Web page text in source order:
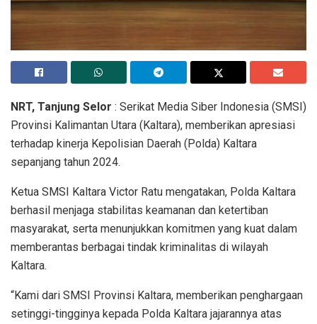
NRT, Tanjung Selor : Serikat Media Siber Indonesia (SMSI)
Provinsi Kalimantan Utara (Kaltara), memberikan apresiasi
terhadap kinerja Kepolisian Daerah (Polda) Kaltara
sepanjang tahun 2024.
Ketua SMSI Kaltara Victor Ratu mengatakan, Polda Kaltara
berhasil menjaga stabilitas keamanan dan ketertiban
masyarakat, serta menunjukkan komitmen yang kuat dalam
memberantas berbagai tindak kriminalitas di wilayah
Kaltara.
“Kami dari SMSI Provinsi Kaltara, memberikan penghargaan
setinggi-tingginya kepada Polda Kaltara jajarannya atas